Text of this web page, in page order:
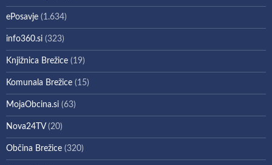
ePosavje (1.634)
info360.si (323)
Knjižnica Brežice (19)
Komunala Brežice (15)
MojaObcina.si (63)
Nova24TV(20)
Občina Brežice (320)